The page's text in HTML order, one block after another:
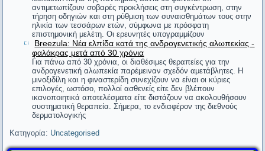
Ναπολέων Βοναπάρτης (αναφερόμενος στην εφεύρεση του
ατμόπλοιου)
Φόβου τους Δαναούς και δώρα φέροντες.
Βιργίλιος
Ο άνδρας δημιουργεί την ζωή του, η γυναίκα δικαιολογεί την
δική της.
Αίσωπος
Ο άνθρωπος είναι λιγότερο ο εαυτός του όταν μιλάει ως ο
#11. Ένας φαλακρός έβριζε τον Διογένη. Ο
φιλόσοφος γύρισε και του είπε: «Δεν σου
ανταποδίδω τις βρισιές, αλλά θα ήθελα να πω ένα
«μπράβο» στις τρίχες σου, γιατί απαλλάχτηκαν από
ένα κακορίζικο κεφάλι».
#12. Ρώτησε κάποιος τον Αντισθένη τι είδους
γυναίκα θα ήταν κατάλληλη για γάμο. Ο φιλόσοφος
αντιμετωπίζουν σοβαρές προκλήσεις στη συγκέντρωση, στην
τήρηση οδηγιών και στη ρύθμιση των συναισθημάτων τους στην
ηλικία των τεσσάρων ετών, σύμφωνα με πρόσφατη
επιστημονική μελέτη. Οι ερευνητές υπογραμμίζουν
Breezula: Νέα ελπίδα κατά της ανδρογενετικής αλωπεκίας -
φαλάκρας μετά από 30 χρόνια
Για πάνω από 30 χρόνια, οι διαθέσιμες θεραπείες για την
ανδρογενετική αλωπεκία παρέμειναν σχεδόν αμετάβλητες. Η
μινοξιδίλη και η φιναστερίδη συνεχίζουν να είναι οι κύριες
επιλογές, ωστόσο, πολλοί ασθενείς είτε δεν βλέπουν
ικανοποιητικά αποτελέσματα είτε διστάζουν να ακολουθήσουν
συστηματική θεραπεία. Σήμερα, το ενδιαφέρον της διεθνούς
δερματολογικής
Κατηγορία: Uncategorised